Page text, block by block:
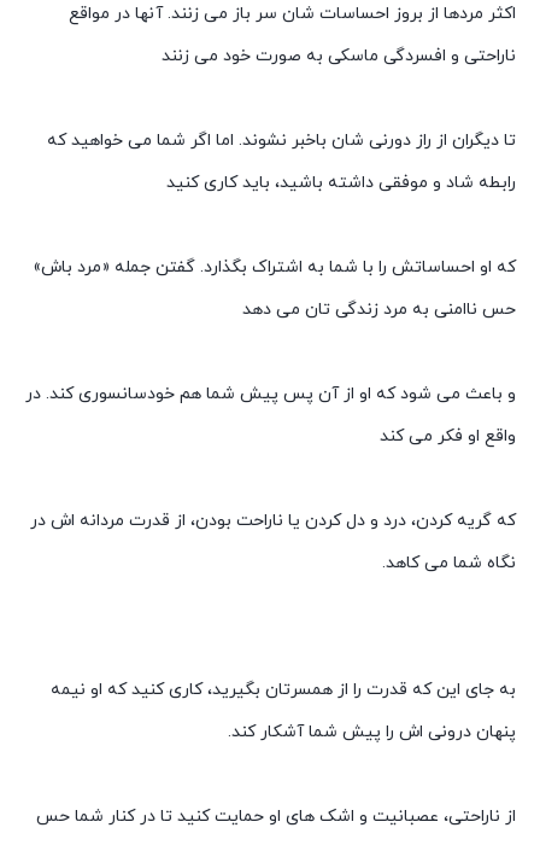
اکثر مردها از بروز احساسات شان سر باز می زنند. آنها در مواقع
ناراحتی و افسردگی ماسکی به صورت خود می زنند
تا دیگران از راز دورنی شان باخبر نشوند. اما اگر شما می خواهید که
رابطه شاد و موفقی داشته باشید، باید کاری کنید
که او احساساتش را با شما به اشتراک بگذارد. گفتن جمله «مرد باش»
حس ناامنی به مرد زندگی تان می دهد
و باعث می شود که او از آن پس پیش شما هم خودسانسوری کند. در
واقع او فکر می کند
که گریه کردن، درد و دل کردن یا ناراحت بودن، از قدرت مردانه اش در
نگاه شما می کاهد.
به جای این که قدرت را از همسرتان بگیرید، کاری کنید که او نیمه
پنهان درونی اش را پیش شما آشکار کند.
از ناراحتی، عصبانیت و اشک های او حمایت کنید تا در کنار شما حس